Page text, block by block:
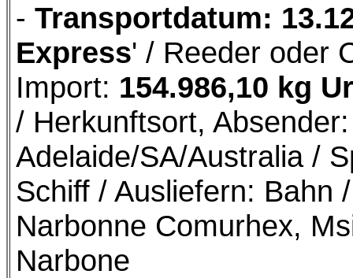
- Transportdatum:
Express' / Reeder oder
Import: 154.986,10 kg
/ Herkunftsort,
Adelaide/SA/Australia /
Schiff / Ausliefern: Bahn
Narbonne Comurhex,
Narbone